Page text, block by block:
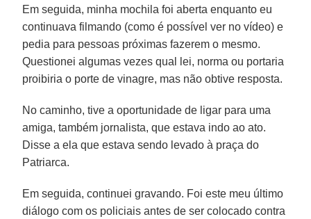
Em seguida, minha mochila foi aberta enquanto eu
continuava filmando (como é possível ver no vídeo) e
pedia para pessoas próximas fazerem o mesmo.
Questionei algumas vezes qual lei, norma ou portaria
proibiria o porte de vinagre, mas não obtive resposta.
No caminho, tive a oportunidade de ligar para uma
amiga, também jornalista, que estava indo ao ato.
Disse a ela que estava sendo levado à praça do
Patriarca.
Em seguida, continuei gravando. Foi este meu último
diálogo com os policiais antes de ser colocado contra